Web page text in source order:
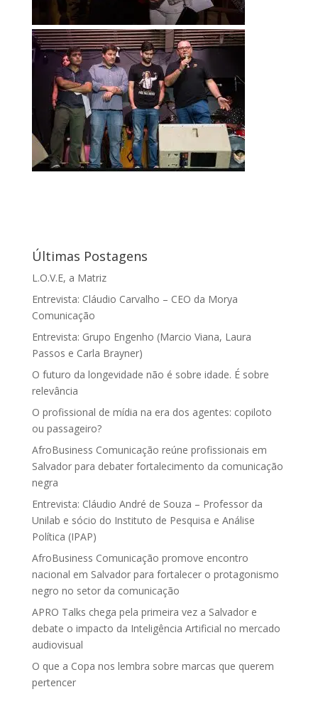
Últimas Postagens
L.O.V.E, a Matriz
Entrevista: Cláudio Carvalho – CEO da Morya
Comunicação
Entrevista: Grupo Engenho (Marcio Viana, Laura
Passos e Carla Brayner)
O futuro da longevidade não é sobre idade. É sobre
relevância
O profissional de mídia na era dos agentes: copiloto
ou passageiro?
AfroBusiness Comunicação reúne profissionais em
Salvador para debater fortalecimento da comunicação
negra
Entrevista: Cláudio André de Souza – Professor da
Unilab e sócio do Instituto de Pesquisa e Análise
Política (IPAP)
AfroBusiness Comunicação promove encontro
nacional em Salvador para fortalecer o protagonismo
negro no setor da comunicação
APRO Talks chega pela primeira vez a Salvador e
debate o impacto da Inteligência Artificial no mercado
audiovisual
O que a Copa nos lembra sobre marcas que querem
pertencer